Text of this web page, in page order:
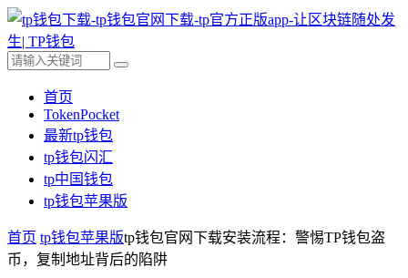
首页
TokenPocket
最新tp钱包
tp钱包闪汇
tp中国钱包
tp钱包苹果版
首页 tp钱包苹果版tp钱包官网下载安装流程：警惕TP钱包盗
币，复制地址背后的陷阱